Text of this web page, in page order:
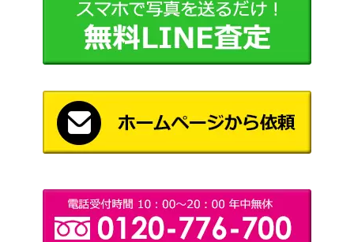
[Foil] 死の飢えのタイタン、クロクサ/
Kroxa, Titan of Deaths Hunger 179 ハ
ロー・フォイル [MUL] 《日》
Wizards
（機械兵団
の進軍）
レンと七番/Wrenn and Seven[MID]
ラード：真
[Foil]忍耐/Endurance ボーダーレス[M
（モダンホ
ライゾン2）